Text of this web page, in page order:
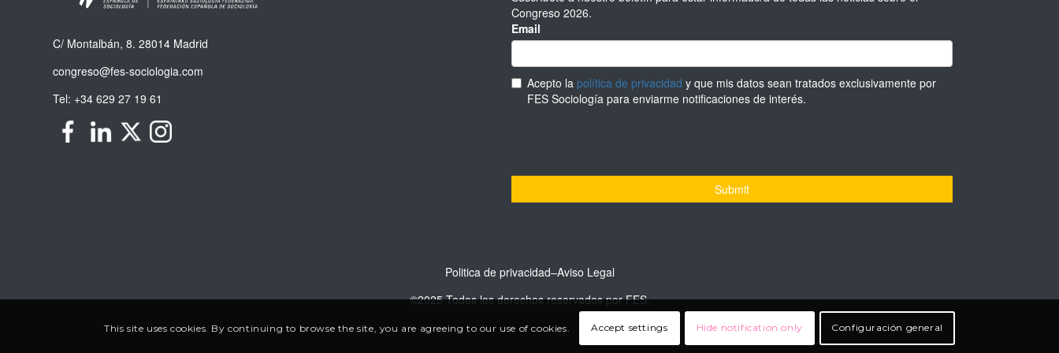
C/ Montalbán, 8. 28014 Madrid
congreso@fes-sociologia.com
Tel: +34 629 27 19 61
Politica de privacidad–Aviso Legal
©2025 Todos los derechos reservados por FES.
This site uses cookies. By continuing to browse the site, you are agreeing to our use of cookies. Accept settings Hide notification only Configuración general